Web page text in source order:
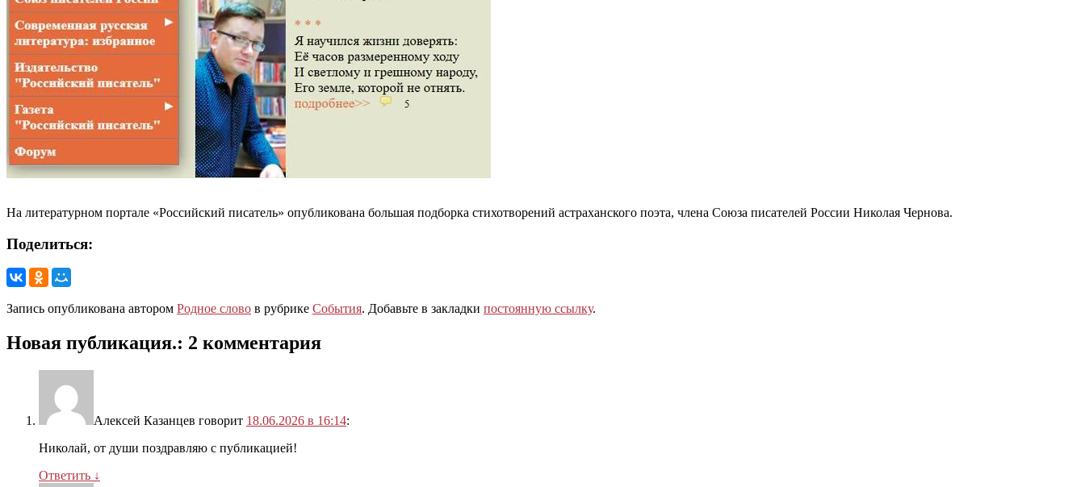
На литературном портале «Российский писатель» опубликована большая подборка стихотворений астраханского поэта, члена Союза писателей России Николая Чернова.
Поделиться:
Запись опубликована автором Родное слово в рубрике События. Добавьте в закладки постоянную ссылку.
Новая публикация.: 2 комментария
Алексей Казанцев говорит 18.06.2026 в 16:14:
Николай, от души поздравляю с публикацией!
Ответить ↓